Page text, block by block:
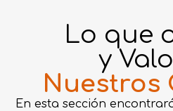
Lo que
y
Nuestros
En esta sección